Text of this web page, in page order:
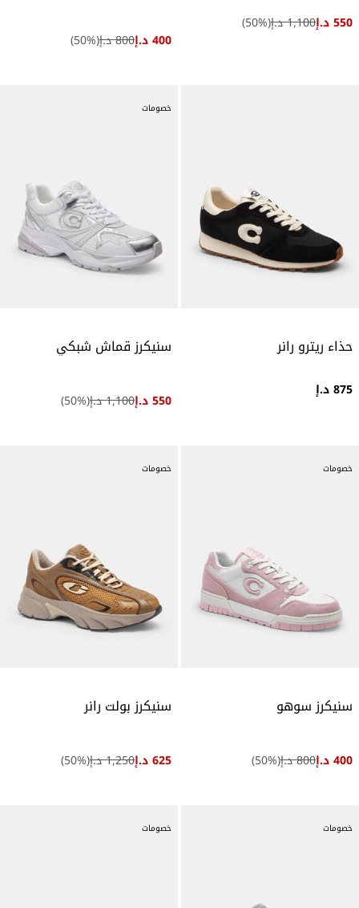
550 د.إ 1,100 د.إ (
50%)
400 د.إ 800 د.إ (
50%)
حذاء ريترو رانر
875 د.إ
خصومات
سنيكرز قماش شبكي
550 د.إ 1,100 د.إ (
50%)
خصومات
سنيكرز سوهو
400 د.إ 800 د.إ (
50%)
خصومات
سنيكرز بولت رانر
625 د.إ 1,250 د.إ (
50%)
خصومات خصومات